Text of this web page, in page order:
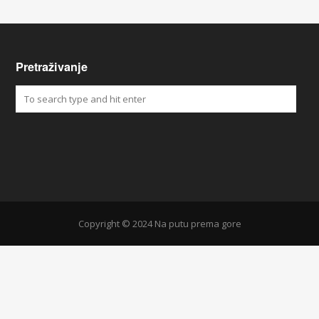
Pretraživanje
Copyright © 2024 Na putu prema gore